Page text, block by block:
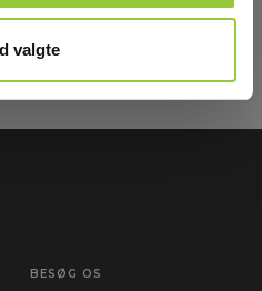
valgte
Tilmeld mig
i nyhedsmailen.
BESØG OS